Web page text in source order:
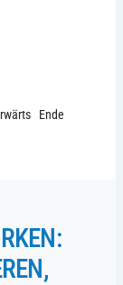
Ende